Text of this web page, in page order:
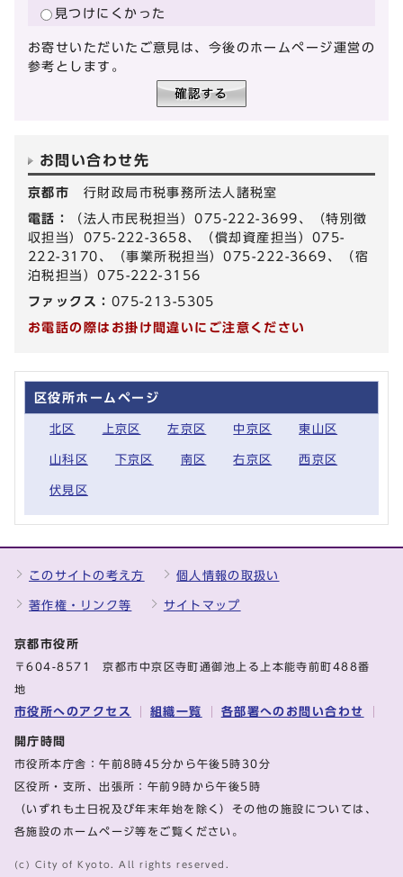
見つけにくかった
お寄せいただいたご意見は、今後のホームページ運営の
参考とします。
お問い合わせ先
京都市 行財政局市税事務所法人諸税室
電話：
（法人市民税担当）075-222-3699、（特別徴
収担当）075-222-3658、（償却資産担当）075-
222-3170、（事業所税担当）075-222-3669、（宿
泊税担当）075-222-3156
ファックス： 075-213-5305
お電話の際はお掛け間違いにご注意ください
区役所ホームページ
北区 上京区 左京区 中京区 東山区
山科区 下京区 南区 右京区 西京区
伏見区
このサイトの考え方 個人情報の取扱い
著作権・リンク等 サイトマップ
京都市役所
〒604-8571 京都市中京区寺町通御池上る上本能寺前町488番
地
市役所へのアクセス 組織一覧 各部署へのお問い合わせ
開庁時間
市役所本庁舎：午前8時45分から午後5時30分
区役所・支所、出張所：午前9時から午後5時
（いずれも土日祝及び年末年始を除く）その他の施設については、
各施設のホームページ等をご覧ください。
(c) City of Kyoto. All rights reserved.